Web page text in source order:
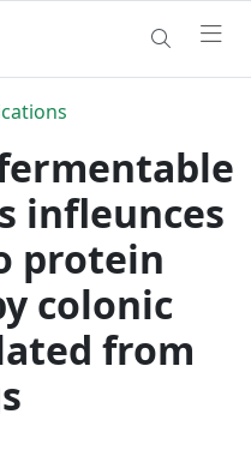
infleunces
protein
colonic
from